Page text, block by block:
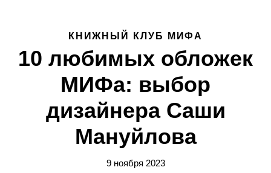
КНИЖНЫЙ КЛУБ МИФА
10 любимых обложек
МИФа: выбор
дизайнера Саши
Мануйлова
9 ноября 2023